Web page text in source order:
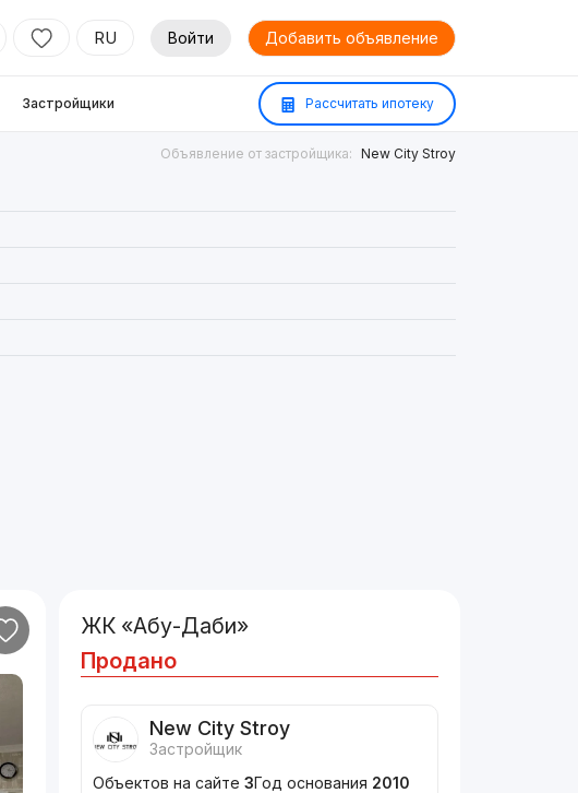
RU Войти Добавить объявление
Застройщики Рассчитать ипотеку
Объявление от застройщика: New City Stroy
ЖК «Абу-Даби»
Продано
New City Stroy
Застройщик
Объектов на сайте 3Год основания 2010